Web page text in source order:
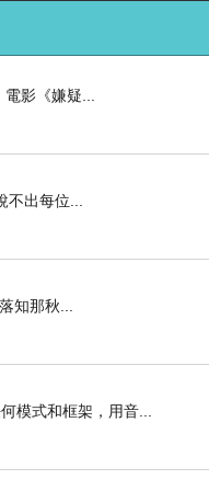
影《嫌疑...
出每位...
知那秋...
模式和框架，用音...